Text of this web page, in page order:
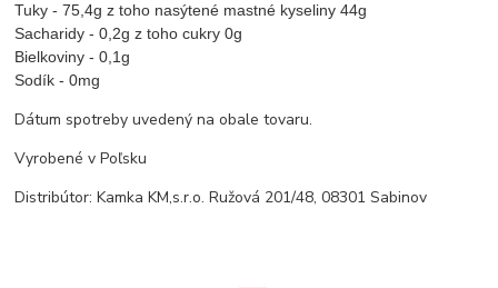
Tuky - 75,4g z toho nasýtené mastné kyseliny 44g
Sacharidy - 0,2g z toho cukry 0g
Bielkoviny - 0,1g
Sodík - 0mg
Dátum spotreby uvedený na obale tovaru.
Vyrobené v Poľsku
Distribútor: Kamka KM,s.r.o. Ružová 201/48, 08301 Sabinov